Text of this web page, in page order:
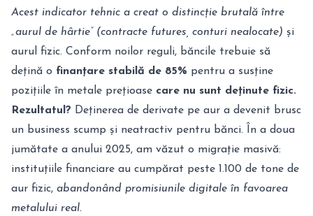
Acest indicator tehnic a creat o distincție brutală între
„aurul de hârtie” (contracte futures, conturi nealocate) și
aurul fizic. Conform noilor reguli, băncile trebuie să
dețină o finanțare stabilă de 85% pentru a susține
pozițiile în metale prețioase care nu sunt deținute fizic.
Rezultatul? Deținerea de derivate pe aur a devenit brusc
un business scump și neatractiv pentru bănci. În a doua
jumătate a anului 2025, am văzut o migrație masivă:
instituțiile financiare au cumpărat peste 1.100 de tone de
aur fizic, abandonând promisiunile digitale în favoarea
metalului real.